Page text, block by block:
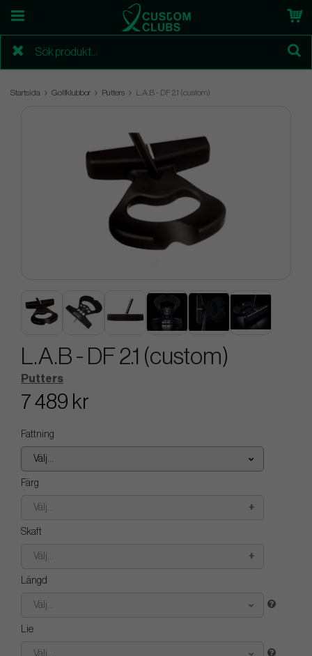
Startsida Golfklubbor Putters L.A.B - DF 2.1 (custom)
L.A.B - DF 2.1 (custom)
Putters
7 489 kr
Fattning
Välj...
Färg
Välj...
Skaft
Välj...
Längd
Välj...
Lie
Välj...